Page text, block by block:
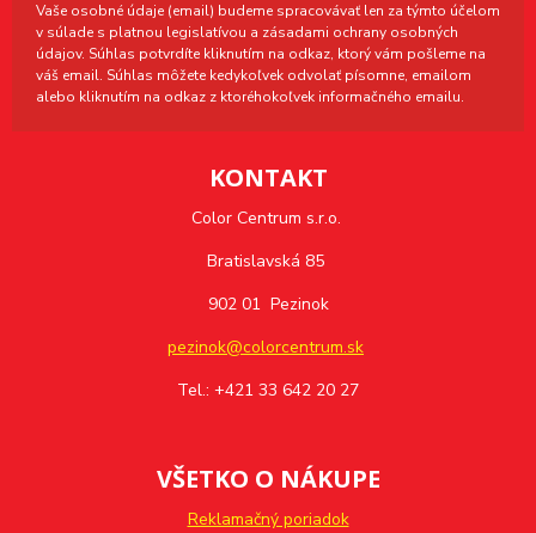
Vaše osobné údaje (email) budeme spracovávať len za týmto účelom
v súlade s platnou legislatívou a zásadami ochrany osobných
údajov. Súhlas potvrdíte kliknutím na odkaz, ktorý vám pošleme na
váš email. Súhlas môžete kedykoľvek odvolať písomne, emailom
alebo kliknutím na odkaz z ktoréhokoľvek informačného emailu.
KONTAKT
Color Centrum s.r.o.
Bratislavská 85
902 01 Pezinok
pezinok@colorcentrum.sk
Tel.: +421 33 642 20 27
VŠETKO O NÁKUPE
Reklamačný poriadok